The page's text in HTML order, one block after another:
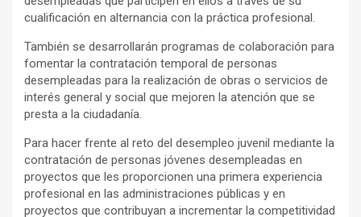
cualificación en alternancia con la práctica profesional.
También se desarrollarán programas de colaboración para
fomentar la contratación temporal de personas
desempleadas para la realización de obras o servicios de
interés general y social que mejoren la atención que se
presta a la ciudadanía.
Para hacer frente al reto del desempleo juvenil mediante la
contratación de personas jóvenes desempleadas en
proyectos que les proporcionen una primera experiencia
profesional en las administraciones públicas y en
proyectos que contribuyan a incrementar la competitividad